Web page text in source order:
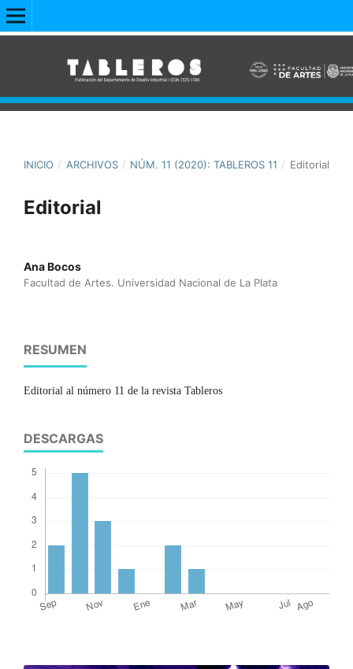
INICIO / ARCHIVOS / NÚM. 11 (2020): TABLEROS 11 / Editorial
Editorial
Ana Bocos
Facultad de Artes. Universidad Nacional de La Plata
RESUMEN
Editorial al número 11 de la revista Tableros
DESCARGAS